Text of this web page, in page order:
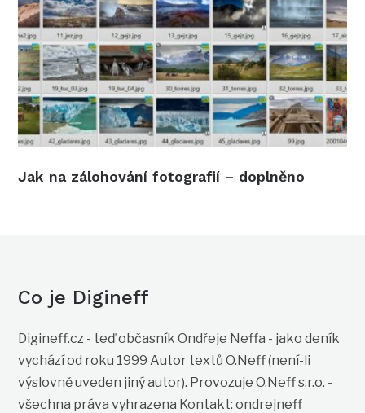
Jak na zálohování fotografií – doplněno
Co je Digineff
Digineff.cz - teď občasník Ondřeje Neffa - jako deník
vychází od roku 1999 Autor textů O.Neff (není-li
výslovně uveden jiný autor). Provozuje O.Neff s.r.o. -
všechna práva vyhrazena Kontakt: ondrejneff